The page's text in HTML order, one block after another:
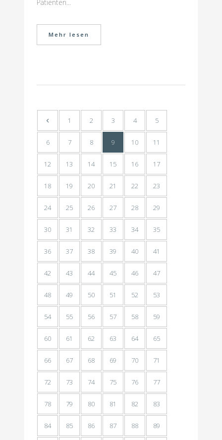
Patienten...
Mehr lesen
1 2 3 4 5
6 7 8 9 10 11
12 13 14 15 16 17
18 19 20 21 22 23
24 25 26 27 28 29
30 31 32 33 34 35
36 37 38 39 40 41
42 43 44 45 46 47
48 49 50 51 52 53
54 55 56 57 58 59
60 61 62 63 64 65
66 67 68 69 70 71
72 73 74 75 76 77
78 79 80 81 82 83
84 85 86 87 88 89